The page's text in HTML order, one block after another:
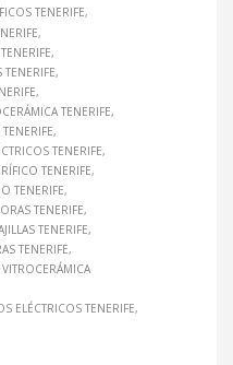
TENERIFE
TENERIFE
TENERIFE
TENERIFE
TENERIFE
TENERIFE
TENERIFE
TENERIFE
TENERIFE
ELÉCTRICOS TENERIFE